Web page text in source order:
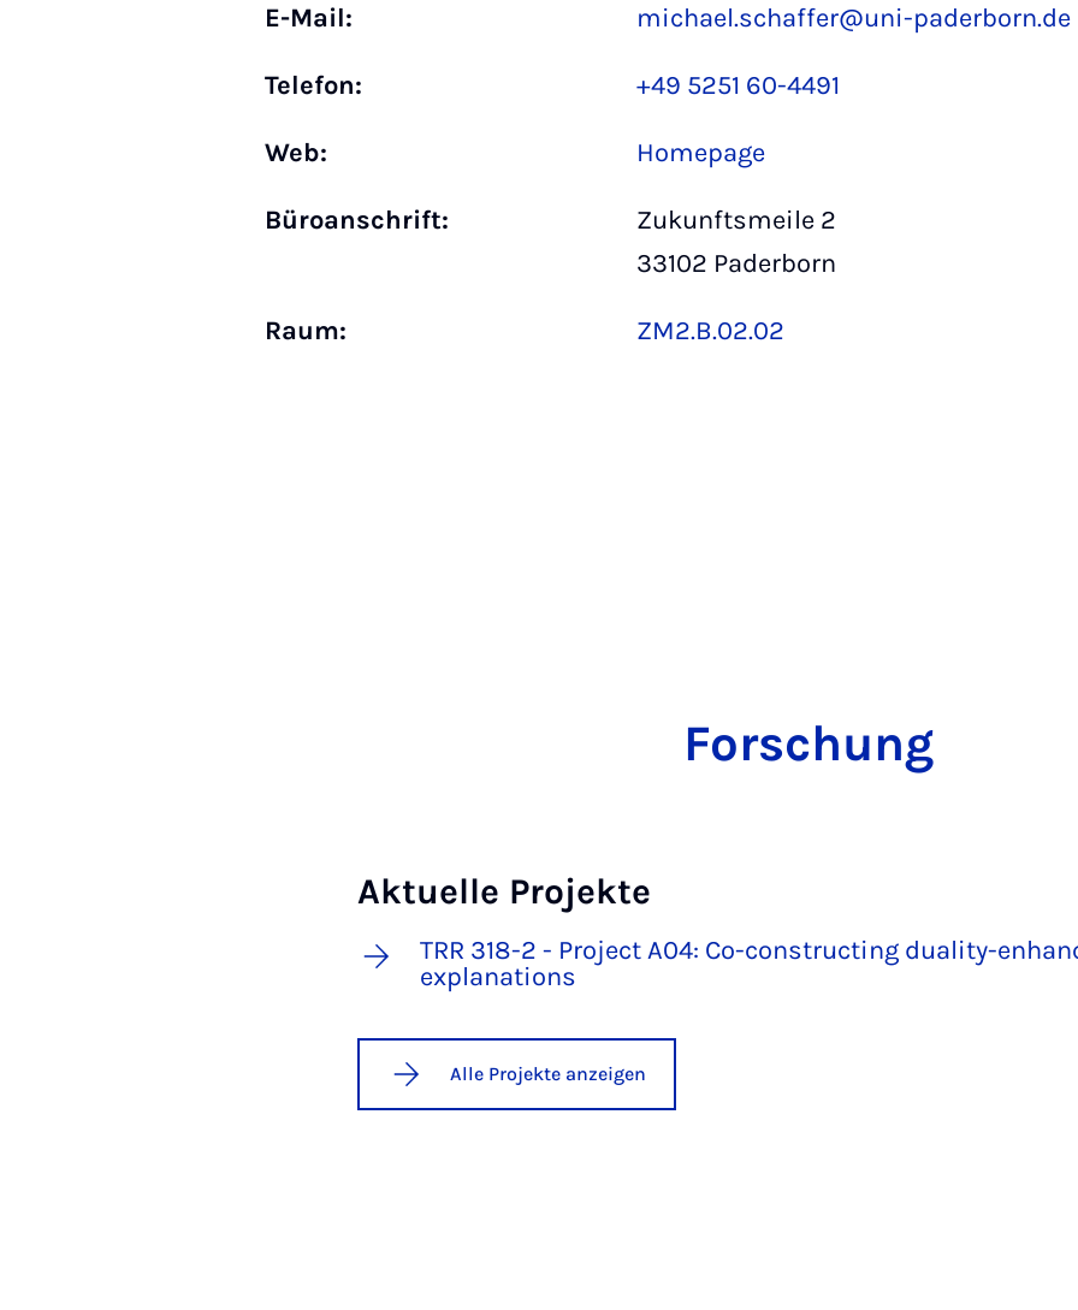
E-Mail: michael.schaffer@uni-paderborn.de
Telefon: +49 5251 60-4491
Web: Homepage
Büro­anschrift:
Zukunftsmeile 2
33102 Paderborn
Raum: ZM2.B.02.02
Forschung
Aktuelle Projekte
TRR 318-2 - Project A04: Co-constructing duality-
explanations
Alle Projekte anzeigen